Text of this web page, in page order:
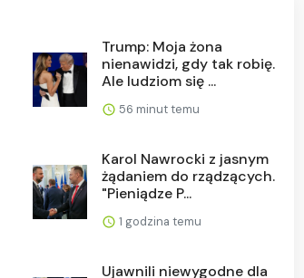
Trump: Moja żona
nienawidzi, gdy tak robię.
Ale ludziom się ...
56 minut temu
Karol Nawrocki z jasnym
żądaniem do rządzących.
"Pieniądze P...
1 godzina temu
Ujawnili niewygodne dla